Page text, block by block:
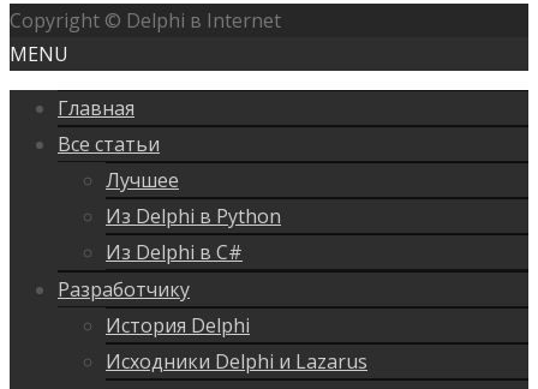
Copyright © Delphi в Internet
MENU
Главная
Все статьи
Лучшее
Из Delphi в Python
Из Delphi в C#
Разработчику
История Delphi
Исходники Delphi и Lazarus